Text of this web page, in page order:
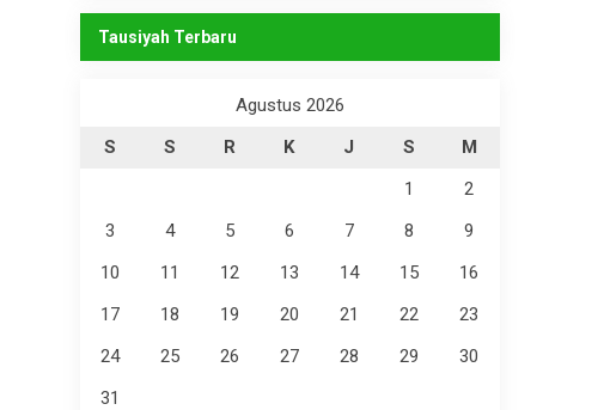
Tausiyah Terbaru
Agustus 2026
S
S R K J S
M
1
2
3
4 5 6 7 8
9
10
11 12 13 14 15
16
17
18 19 20 21 22
23
24
25 26 27 28 29
30
31